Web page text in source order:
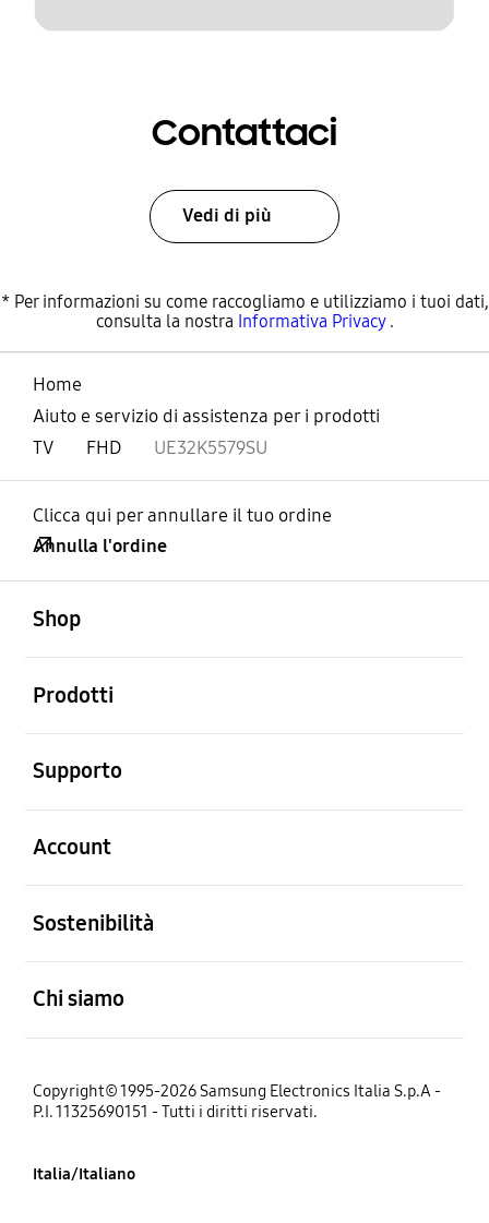
Contattaci
Vedi di più
* Per informazioni su come raccogliamo e utilizziamo i tuoi dati,
consulta la nostra Informativa Privacy.
Home
Aiuto e servizio di assistenza per i prodotti
TV
FHD UE32K5579SU
Clicca qui per annullare il tuo ordine
Annulla l'ordine
Shop
Prodotti
Supporto
Account
Sostenibilità
Chi siamo
Copyright© 1995-2026 Samsung Electronics Italia S.p.A -
P.I. 11325690151 - Tutti i diritti riservati.
Italia/Italiano